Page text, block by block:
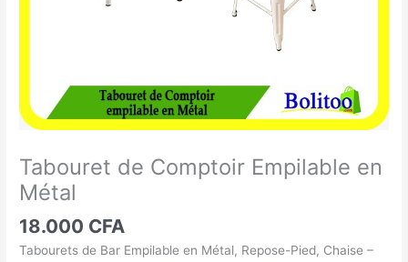
Tabouret de Comptoir Empilable en
Métal
18.000 CFA
Tabourets de Bar Empilable en Métal, Repose-Pied, Chaise –